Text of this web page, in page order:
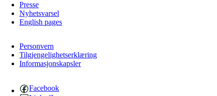
Presse
Nyhetsvarsel
English pages
Personvern
Tilgjengelighetserklæring
Informasjonskapsler
Facebook